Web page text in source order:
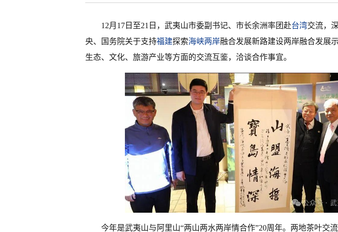
12月17日至21日，武夷山市委副书记、市长余洲率团赴台湾交流，
央、国务院关于支持福建探索海峡两岸融合发展新路建设两岸融合发展
生态、文化、旅游产业等方面的交流互鉴，洽谈合作事宜。
今年是武夷山与阿里山“两山两水两岸情合作”20周年。两地茶叶交